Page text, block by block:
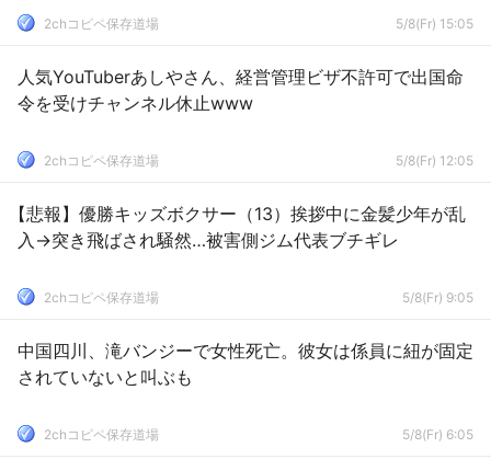
2chコピペ保存道場 5/8(Fr) 15:05
人気YouTuberあしやさん、経営管理ビザ不許可で出国命
令を受けチャンネル休止www
2chコピペ保存道場 5/8(Fr) 12:05
【悲報】優勝キッズボクサー（13）挨拶中に金髪少年が乱
入→突き飛ばされ騒然…被害側ジム代表ブチギレ
2chコピペ保存道場 5/8(Fr) 9:05
中国四川、滝バンジーで女性死亡。彼女は係員に紐が固定
されていないと叫ぶも
2chコピペ保存道場 5/8(Fr) 6:05